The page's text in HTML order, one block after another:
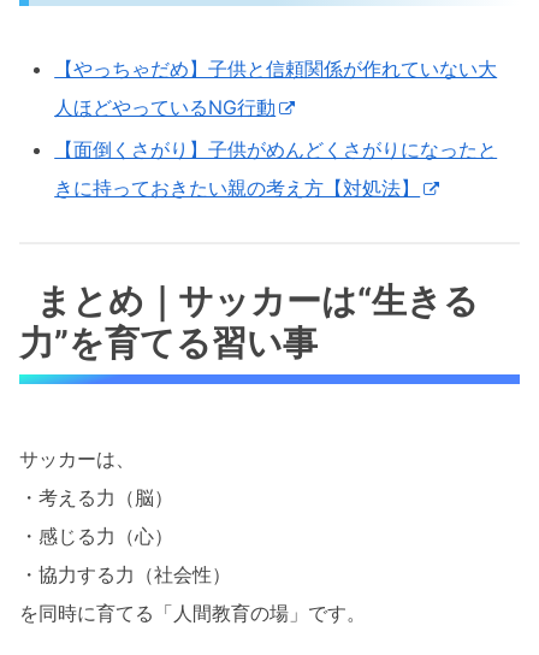
【やっちゃだめ】子供と信頼関係が作れていない大
人ほどやっているNG行動
【面倒くさがり】子供がめんどくさがりになったと
きに持っておきたい親の考え方【対処法】
まとめ｜サッカーは“生きる
力”を育てる習い事
サッカーは、
・考える力（脳）
・感じる力（心）
・協力する力（社会性）
を同時に育てる「人間教育の場」です。